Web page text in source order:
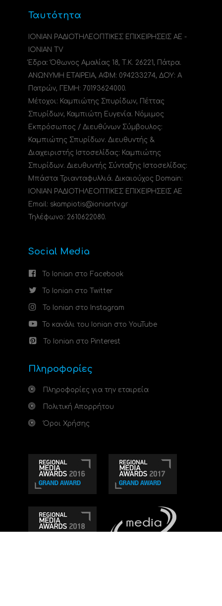
Ταυτότητα
ΙΟΝΙΑΝ ΡΑΔΙΟΤΗΛΕΟΠΤΙΚΕΣ ΕΠΙΧΕΙΡΗΣΕΙΣ ΑΕ -
IONIAN TV
Έδρα: Όθωνος Αμαλίας 18, Τ.Κ. 26221, Πάτρα.
ΑΝΩΝΥΜΗ ΕΤΑΙΡΕΙΑ, ΑΦΜ: 094233274, ΔΟΥ: A
Πατρών, ΓΕΜΗ: 70193624000.
Μέτοχοι: Καμπιώτης Σπυρίδων, Πέττας
Σπυρίδων, Καμπιώτη Ευγενία. Νόμιμος
Εκπρόσωπος / Διευθύνων Σύμβουλος:
Καμπιώτης Σπυρίδων. Διευθυντής &
Διαχειριστής Ιστοσελίδας: Καμπιώτης
Σπυρίδων. Διευθυντής Σύνταξης Ιστοσελίδας:
Μπάστα Τριανταφυλλιά. Δικαιούχος Domain:
ΙΟΝΙΑΝ ΡΑΔΙΟΤΗΛΕΟΠΤΙΚΕΣ ΕΠΙΧΕΙΡΗΣΕΙΣ ΑΕ
Email: skampiotis@ioniantv.gr
Τηλέφωνο: 2610622080.
Social Media
Το Ionian στο Facebook
Το Ionian στο Twitter
Το Ionian στο Instagram
Το κανάλι του Ionian στο YouTube
Το Ionian στο Pinterest
Πληροφορίες
Πληροφορίες για την εταιρεία
Πολιτική Απορρήτου
Όροι Χρήσης